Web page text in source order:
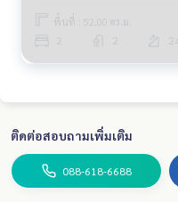
พื้นที่ : 52.00 ตร.ม.
ติดต่อสอบถามเพิ่มเติม
088-618-6688